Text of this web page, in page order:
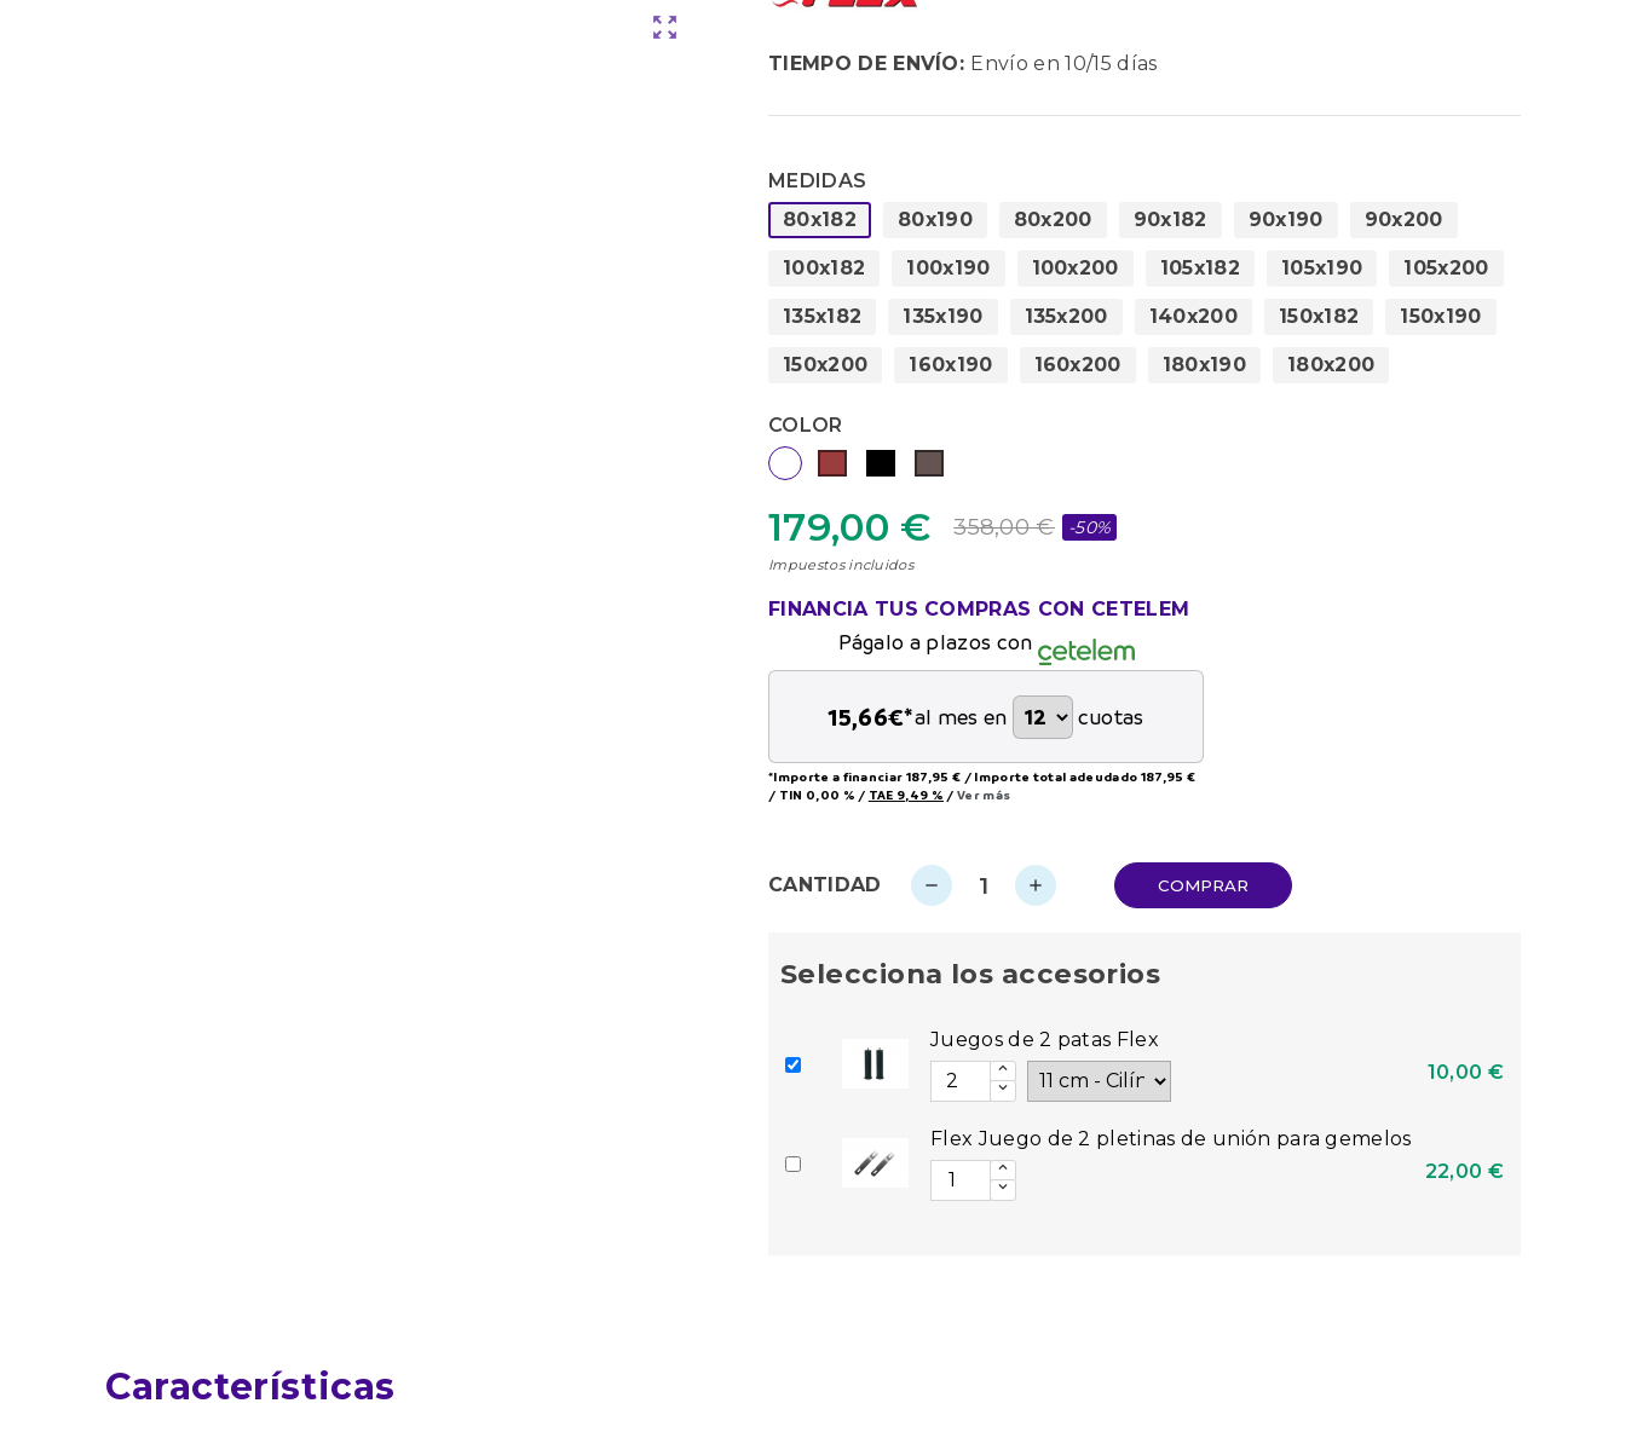
zoom_out_map
TIEMPO DE ENVÍO: Envío en 10/15 días
MEDIDAS
80x182
80x190 80x200 90x182 90x190 90x200
100x182 100x190 100x200 105x182 105x190 105x200
135x182 135x190 135x200 140x200 150x182 150x190
150x200 160x190 160x200 180x190 180x200
COLOR
179,00 € 358,00 € -50%
Impuestos incluidos
FINANCIA TUS COMPRAS CON CETELEM
Págalo a plazos con
15,66€*al mes en cuotas
*Importe a financiar 187,95 € / Importe total adeudado 187,95 €
/ TIN 0,00 % / TAE 9,49 % / Ver más
CANTIDAD remove add COMPRAR
Selecciona los accesorios
Juegos de 2 patas Flex
10,00 €
Flex Juego de 2 pletinas de unión para gemelos
22,00 €
Características